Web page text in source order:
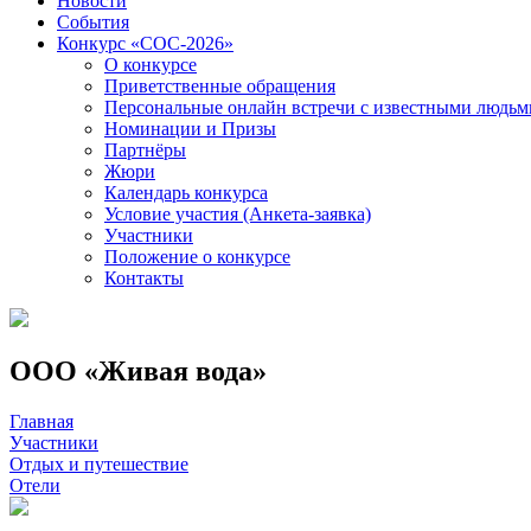
События
Конкурс «СОС-2026»
О конкурсе
Приветственные обращения
Персональные онлайн встречи с известными
Номинации и Призы
Партнёры
Жюри
Календарь конкурса
Условие участия (Анкета-заявка)
Участники
Положение о конкурсе
Контакты
ООО «Живая вода»
Главная
Участники
Отдых и путешествие
Отели